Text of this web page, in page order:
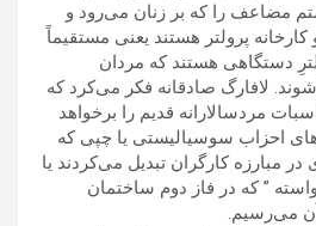
مضاعف را که بر زنان می‌رود و
کارخانه پرولتر هستند یعنی مستقیماً
دستگاهی هستند که مردان
لافارگ صادقانه فکر می‌کرد که
مردسالارانه قدیم را برخواهد
احزاب سوسیالیستی یا چپی که
در مبارزه کارگران تبدیل می‌کردند یا
” که در فاز دوم ساختمان
آن می‌رسیم.